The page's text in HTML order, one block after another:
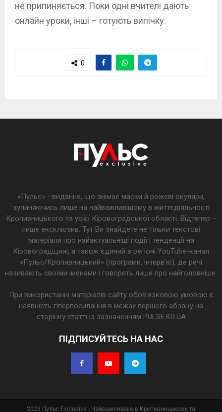
не припиняється. Поки одні вчителі дають
онлайн уроки, інші – готують випічку.
0
«Пульс» - видання, що знімає маски й рожеві окуляри,
зупиняючись лише на найважливішому в життєдіяльності
Кропивницького та усієї Кіровоградської області. Відтепер –
лише ексклюзив. Тут Ви знайдете не тільки текстові
матеріали про найактуальніші події і тенденції на
Кіровоградщині, а також єдиний в регіоні YouTube-канал
«Пульс/Кропивницький» (програми, інтерв’ю), де речі
називають своїми іменами і говорять лише про найголовніше.
При використанні матеріалів сайту обов'язковою умовою є
наявність гіперпосилання в межах першого абзацу на
сторінку статті із зазначенням PULSE.KR.UA
ПІДПИСУЙТЕСЬ НА НАС
2023 Пульс Exclusive - Найважливіше в Кропивницькому та